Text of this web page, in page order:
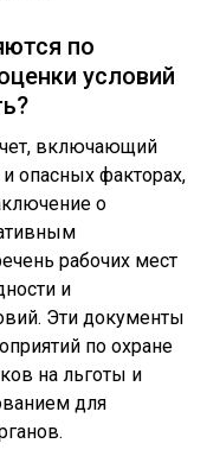
по
условий
включающий
опасных факторах,
о
рабочих мест
и
Эти документы
по охране
на льготы и
для